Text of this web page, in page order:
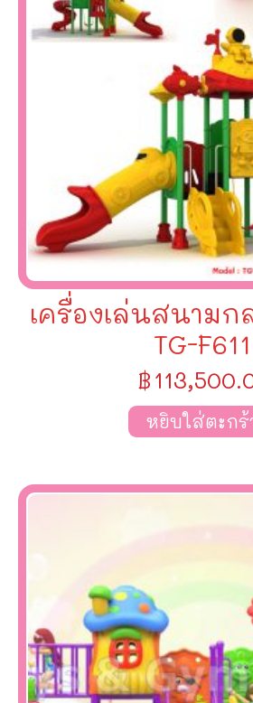
เครื่องเล่นสนามก
TG-F611
฿
หยิบใส่ตะกร้